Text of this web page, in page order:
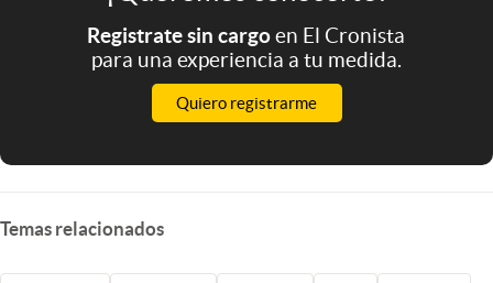
Registrate sin cargoen El Cronista
para una experiencia a tu medida.
Quiero registrarme
Temas relacionados